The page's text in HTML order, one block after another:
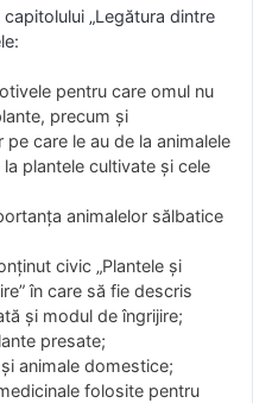
„Legătura dintre
pentru care omul nu
precum şi
care le au de la animalele
plantele cultivate şi cele
animalelor sălbatice
civic „Plantele şi
în care să fie descris
şi modul de îngrijire;
presate;
animale domestice;
folosite pentru